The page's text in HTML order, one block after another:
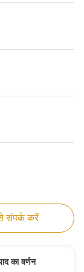
संपर्क करें
का वर्णन